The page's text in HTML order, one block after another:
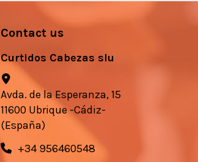
Contact us
Curtidos Cabezas slu
Avda. de la Esperanza, 15
11600 Ubrique -Cádiz-
(España)
+34 956460548